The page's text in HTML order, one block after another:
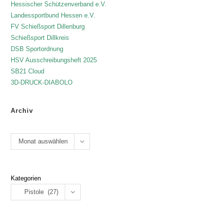
Hessischer Schützenverband e.V.
Landessportbund Hessen e.V.
FV Schießsport Dillenburg
Schießsport Dillkreis
DSB Sportordnung
HSV Ausschreibungsheft 2025
SB21 Cloud
3D-DRUCK-DIABOLO
Archiv
Monat auswählen
Kategorien
Pistole (27)